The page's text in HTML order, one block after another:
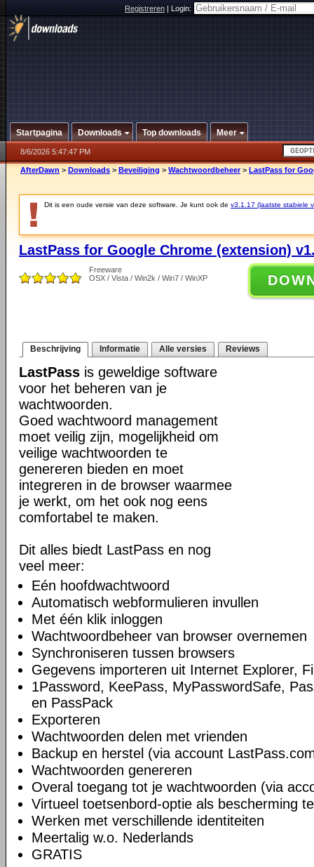
Registreren|Login:
Startpagina Downloads Top downloads Meer
8/6/2026 5:47:47 PM
AfterDawn > Downloads > Beveiliging > Wachtwoordbeheer > LastPass for
Dit is een oude versie van deze software. Je kunt ook de v3.1.17 (laatste stabiele
LastPass for Google Chrome (extension)
Freeware
OSX / Vista / Win2k / Win7 / WinXP
Beschrijving Informatie Alle versies Reviews
LastPass is geweldige software
voor het beheren van je
wachtwoorden.
Goed wachtwoord management
moet veilig zijn, mogelijkheid om
veilige wachtwoorden te
genereren bieden en moet
integreren in de browser waarmee
je werkt, om het ook nog eens
comfortabel te maken.
Dit alles biedt LastPass en nog
veel meer:
Eén hoofdwachtwoord
Automatisch webformulieren invullen
Met één klik inloggen
Wachtwoordbeheer van browser overnemen
Synchroniseren tussen browsers
Gegevens importeren uit Internet Explorer,
1Password, KeePass, MyPasswordSafe,
en PassPack
Exporteren
Wachtwoorden delen met vrienden
Backup en herstel (via account
Wachtwoorden genereren
Overal toegang tot je wachtwoorden (via
Virtueel toetsenbord-optie als bescherming
Werken met verschillende identiteiten
Meertalig w.o. Nederlands
GRATIS